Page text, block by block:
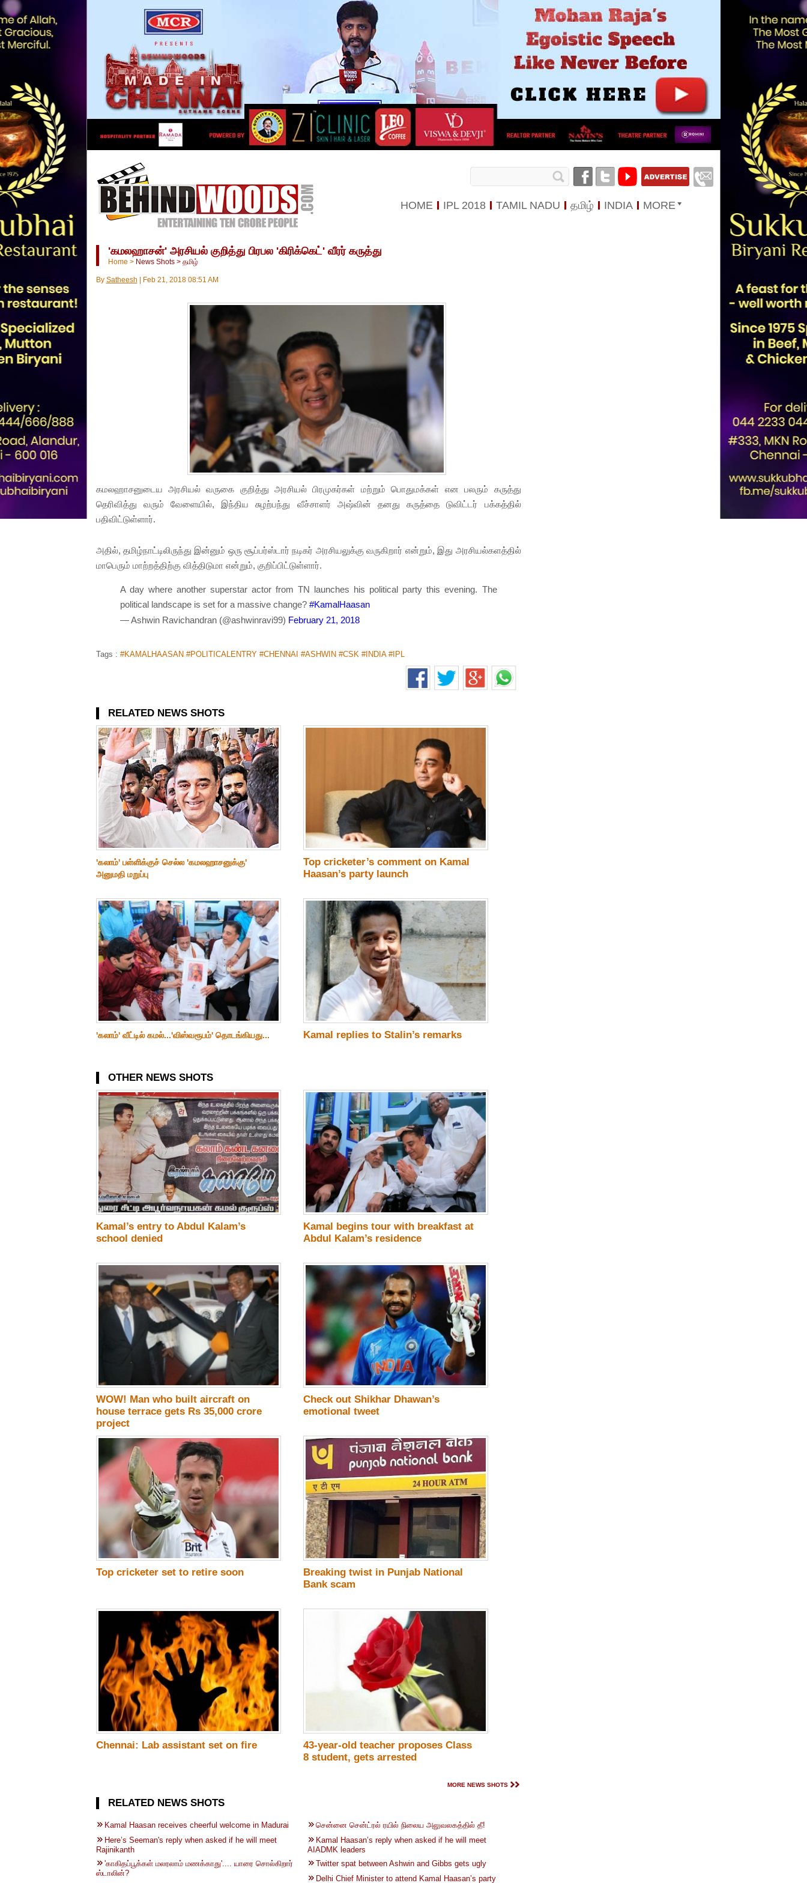
HOME IPL 2018 TAMIL NADU தமிழ் INDIA MORE
'கமலஹாசன்' அரசியல் குறித்து பிரபல 'கிரிக்கெட்' வீரர் கருத்து
Home > News Shots> தமிழ்
By Satheesh Feb 21, 2018 08:51 AM
கமலஹாசனுடைய அரசியல் வருகை குறித்து அரசியல் பிரமுகர்கள் மற்றும் பொதுமக்கள் என பலரும் கருத்து
தெரிவித்து வரும் வேளையில், இந்திய சுழற்பந்து வீச்சாளர் அஷ்வின் தனது கருத்தை டுவிட்டர் பக்கத்தில்
பதிவிட்டுள்ளார்.
அதில், தமிழ்நாட்டிலிருந்து இன்னும் ஒரு சூப்பர்ஸ்டார் நடிகர் அரசியலுக்கு வருகிறார் என்றும், இது அரசியல்களத்தில்
மாபெரும் மாற்றத்திற்கு வித்திடுமா என்றும், குறிப்பிட்டுள்ளார்.
A day where another superstar actor from TN launches his political party this evening. The
political landscape is set for a massive change? #KamalHaasan
— Ashwin Ravichandran (@ashwinravi99) February 21, 2018
Tags : #KAMALHAASAN #POLITICALENTRY #CHENNAI #ASHWIN #CSK #INDIA #IPL
RELATED NEWS SHOTS
'கலாம்' பள்ளிக்குச் செல்ல 'கமலஹாசனுக்கு'
அனுமதி மறுப்பு
Top cricketer’s comment on Kamal
Haasan’s party launch
'கலாம்' வீட்டில் கமல்...'விஸ்வரூபம்' தொடங்கியது... Kamal replies to Stalin’s remarks
OTHER NEWS SHOTS
Kamal’s entry to Abdul Kalam’s
school denied
Kamal begins tour with breakfast at
Abdul Kalam’s residence
WOW! Man who built aircraft on
house terrace gets Rs 35,000 crore
project
Check out Shikhar Dhawan’s
emotional tweet
Top cricketer set to retire soon
Breaking twist in Punjab National
Bank scam
Chennai: Lab assistant set on fire
43-year-old teacher proposes Class
8 student, gets arrested
MORE NEWS SHOTS
RELATED NEWS SHOTS
Kamal Haasan receives cheerful welcome in Madurai
Here’s Seeman's reply when asked if he will meet
Rajinikanth
'காகிதப்பூக்கள் மலரலாம் மணக்காது'.... யாரை சொல்கிறார்
ஸ்டாலின்?
சென்னை சென்ட்ரல் ரயில் நிலைய அலுவலகத்தில் தீ!
Kamal Haasan’s reply when asked if he will meet
AIADMK leaders
Twitter spat between Ashwin and Gibbs gets ugly
Delhi Chief Minister to attend Kamal Haasan’s party